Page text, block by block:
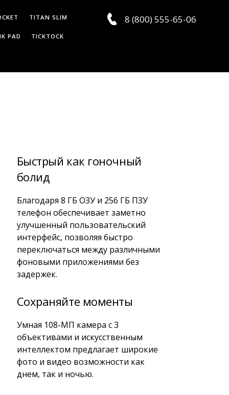
TITAN SLIM
PAD TICKTOCK
8 (800) 555-65-06
Быстрый как гоночный
болид
Благодаря 8 ГБ ОЗУ и 256 ГБ ПЗУ
телефон обеспечивает заметно
улучшенный пользовательский
интерфейс, позволяя быстро
переключаться между различными
фоновыми приложениями без
задержек.
Сохраняйте моменты
Умная 108-МП камера с 3
объективами и искусственным
интеллектом предлагает широкие
фото и видео возможности как
днем, так и ночью.